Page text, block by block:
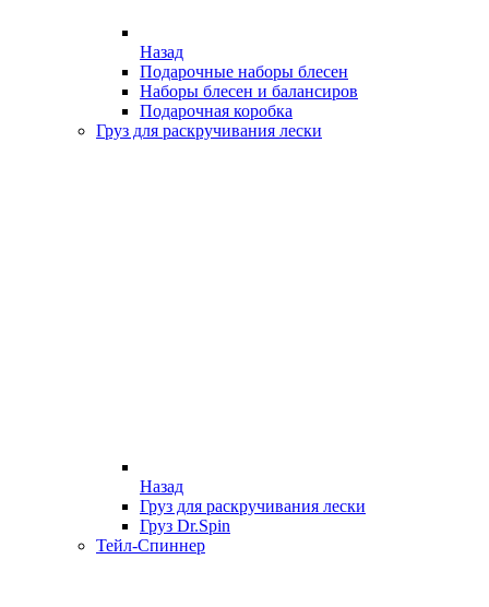
Назад
Подарочные наборы блесен
Наборы блесен и балансиров
Подарочная коробка
Груз для раскручивания лески
Назад
Груз для раскручивания лески
Груз Dr.Spin
Тейл-Спиннер